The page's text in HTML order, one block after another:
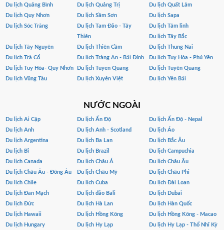
Du lịch Quảng Bình
Du lịch Quảng Trị
Du lịch Quất Lâm
Du lịch Quy Nhơn
Du lịch Sầm Sơn
Du lịch Sapa
Du lịch Sóc Trăng
Du lịch Tam Đảo - Tây
Thiên
Du lịch Tâm linh
Du lịch Tây Bắc
Du lịch Tây Nguyên
Du lịch Thiên Cầm
Du lịch Thung Nai
Du lịch Trà Cổ
Du lịch Tràng An - Bái Đính
Du lịch Tuy Hòa - Phú Yên
Du lịch Tuy Hòa- Quy Nhơn
Du lịch Tuyen Quang
Du lịch Tuyên Quang
Du lịch Vũng Tàu
Du lịch Xuyên Việt Du lịch Yên Bái
NƯỚC NGOÀI
Du lịch Ai Cập Du lịch Ấn Độ
Du lịch Ấn Độ - Nepal
Du lịch Anh
Du lịch Anh - Scotland
Du lịch Áo
Du lịch Argentina
Du lịch Ba Lan
Du lịch Bắc Âu
Du lịch Bỉ
Du lịch Brazil
Du lịch Campuchia
Du lịch Canada
Du lịch Châu Á
Du lịch Châu Âu
Du lịch Châu Âu - Đông Âu
Du lịch Châu Mỹ
Du lịch Châu Phi
Du lịch Chile
Du lịch Cuba
Du lịch Đài Loan
Du lịch Đan Mạch
Du lịch đảo Bali
Du lịch Dubai
Du lịch Đức
Du lịch Hà Lan
Du lịch Hàn Quốc
Du lịch Hawaii
Du lịch Hồng Kông
Du lịch Hồng Kông - Macao
Du lịch Hungary
Du lịch Hy Lạp
Du lịch Hy Lạp - Thổ Nhĩ Kỳ